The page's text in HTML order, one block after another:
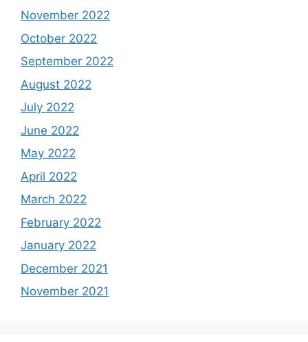
November 2022
October 2022
September 2022
August 2022
July 2022
June 2022
May 2022
April 2022
March 2022
February 2022
January 2022
December 2021
November 2021